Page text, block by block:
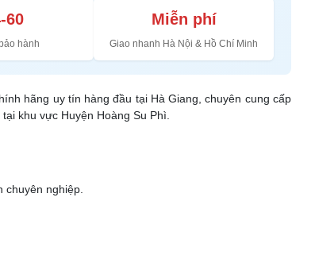
60
hành
Miễn phí
Giao nhanh Hà Nội & Hồ Chí Minh
hãng uy tín hàng đầu tại Hà Giang, chuyên cung cấp
khu vực Huyện Hoàng Su Phì.
chuyên nghiệp.